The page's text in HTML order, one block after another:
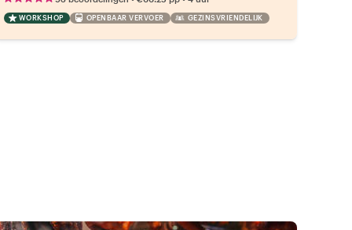
WORKSHOP OPENBAAR VERVOER GEZINSVRIENDELIJK